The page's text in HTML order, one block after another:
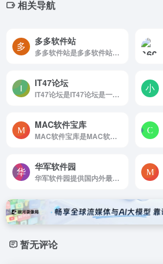
相关导航
多多软件站
多多软件站是多多软件站提供最好的绿色软件和热门单机游戏下载,本站全力打造一个安全,快速,绿色,无病毒的软件和游戏下载平台,每天最新国内外最新的绿色软件、单机游戏。
IT47论坛
IT47论坛是IT47论坛是一个IT视频教程，免费分享破解软件，IT资源，编程程序学习论坛，每日更新Java教程,web前端教程,python,PHP,ios,android,人工智能,大数据,C/C++,linux,go语言,微信小程序...
MAC软件宝库
MAC软件宝库是MAC软件站,苹果软件下载服务，MAC软件下载安装
华军软件园
华军软件园提供国内外最新的绿色免费软件下载中心，其中包含电脑软件、苹果应用、安卓应用等免费电脑/手机软件下载。想了解绿色免费软件下载更多内容，尽在华军软件下载!
暂无评论